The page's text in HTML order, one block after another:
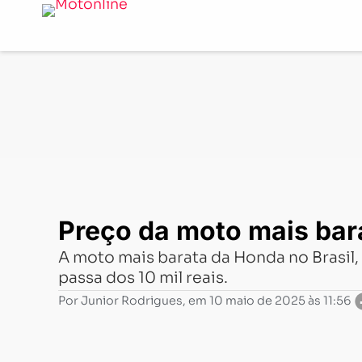
Preço da moto mais barata da
Preço da moto mais
A moto mais barata da Honda no
passa dos 10 mil reais.
PorJunior Rodrigues, em 10 maio de 2025 às 11:56